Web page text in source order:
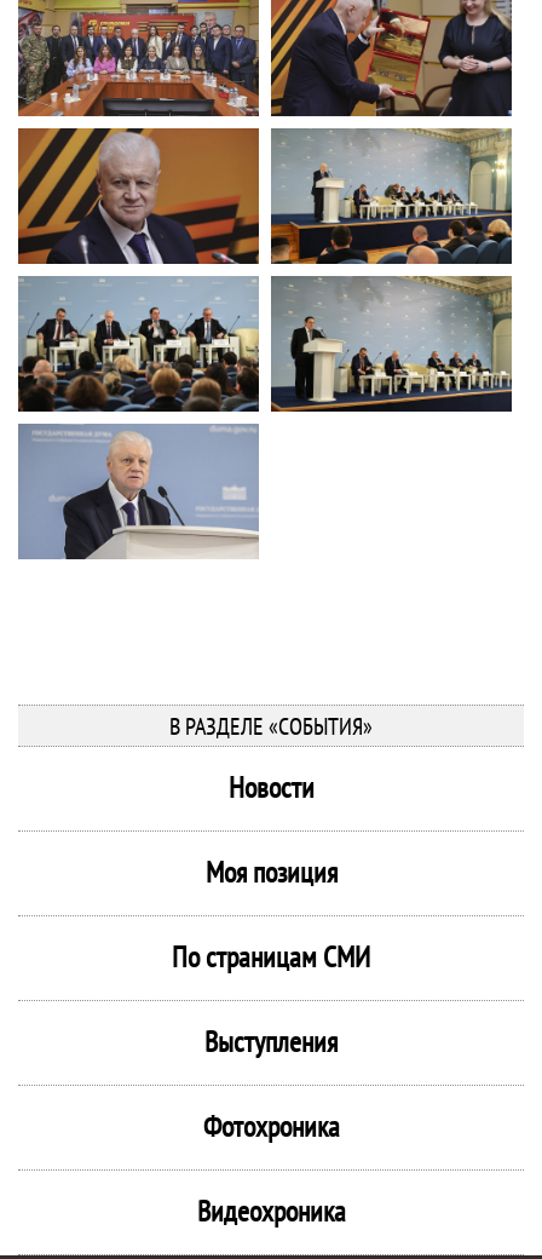
В РАЗДЕЛЕ «СОБЫТИЯ»
Новости
Моя позиция
По страницам СМИ
Выступления
Фотохроника
Видеохроника